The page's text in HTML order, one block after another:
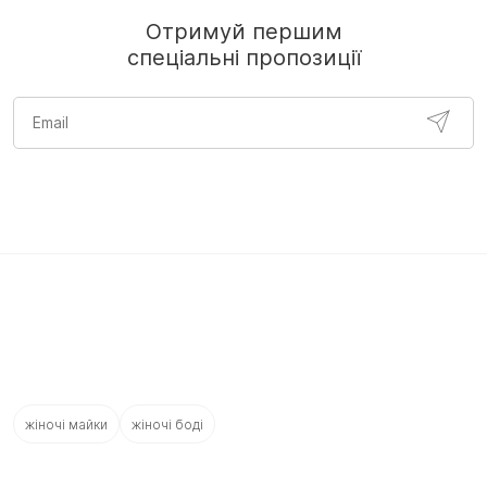
жіночі майки жіночі боді
Отримуй першим
спеціальні пропозиції